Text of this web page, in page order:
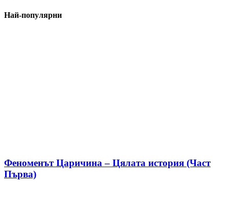
Най-популярни
Феноменът Царичина – Цялата история (Част
Първа)